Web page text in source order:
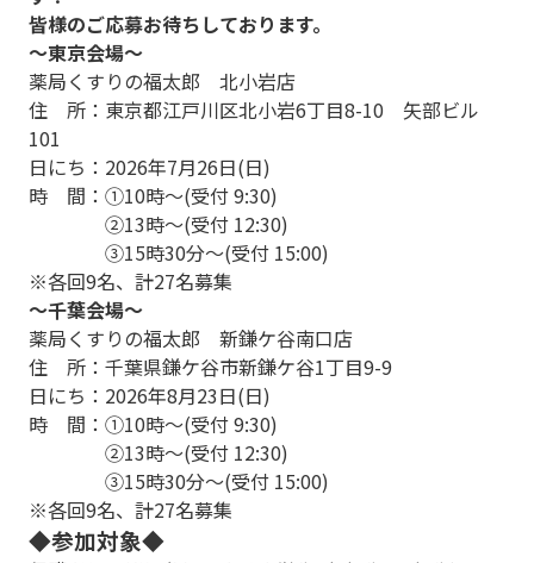
皆様のご応募お待ちしております。
～東京会場～
薬局くすりの福太郎 北小岩店
住 所：東京都江戸川区北小岩6丁目8-10 矢部ビル
101
日にち：2026年7月26日(日)
時 間：①10時～(受付 9:30)
②13時～(受付 12:30)
③15時30分～(受付 15:00)
※各回9名、計27名募集
～千葉会場～
薬局くすりの福太郎 新鎌ケ谷南口店
住 所：千葉県鎌ケ谷市新鎌ケ谷1丁目9-9
日にち：2026年8月23日(日)
時 間：①10時～(受付 9:30)
②13時～(受付 12:30)
③15時30分～(受付 15:00)
※各回9名、計27名募集
◆参加対象◆